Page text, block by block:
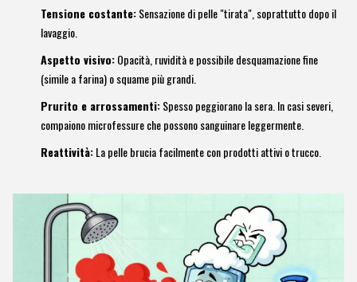
Tensione costante:Sensazione di pelle "tirata", soprattutto dopo il
lavaggio.
Aspetto visivo:Opacità, ruvidità e possibile desquamazione fine
(simile a farina) o squame più grandi.
Prurito e arrossamenti:Spesso peggiorano la sera. In casi severi,
compaiono microfessure che possono sanguinare leggermente.
Reattività:La pelle brucia facilmente con prodotti attivi o trucco.